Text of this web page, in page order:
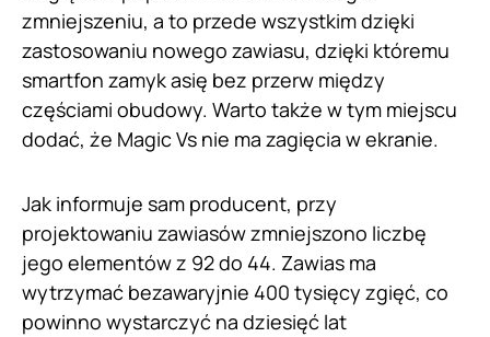
zmniejszeniu, a to przede wszystkim dzięki
zastosowaniu nowego zawiasu, dzięki któremu
smartfon zamyk asię bez przerw między
częściami obudowy. Warto także w tym miejscu
dodać, że Magic Vs nie ma zagięcia w ekranie.
Jak informuje sam producent, przy
projektowaniu zawiasów zmniejszono liczbę
jego elementów z 92 do 44. Zawias ma
wytrzymać bezawaryjnie 400 tysięcy zgięć, co
powinno wystarczyć na dziesięć lat